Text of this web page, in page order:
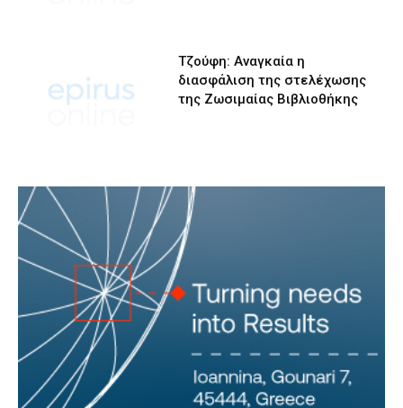
Τζούφη: Αναγκαία η
διασφάλιση της στελέχωσης
της Ζωσιμαίας Βιβλιοθήκης